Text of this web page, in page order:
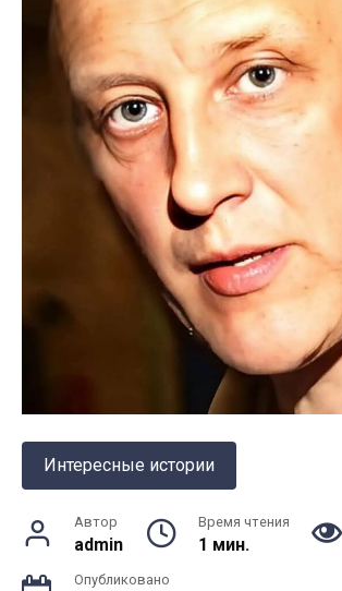
Интересные истории
Автор
admin
Время чтения
1 мин.
Опубликовано